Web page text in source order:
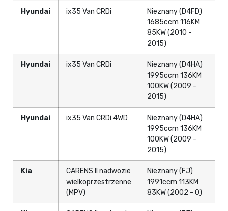
Hyundai ix35 Van CRDi
Nieznany (D4FD)
1685ccm 116KM
85KW (2010 -
2015)
Hyundai ix35 Van CRDi
Nieznany (D4HA)
1995ccm 136KM
100KW (2009 -
2015)
Hyundai ix35 Van CRDi 4WD
Nieznany (D4HA)
1995ccm 136KM
100KW (2009 -
2015)
Kia
CARENS II nadwozie
wielkoprzestrzenne
(MPV)
Nieznany (FJ)
1991ccm 113KM
83KW (2002 - 0)